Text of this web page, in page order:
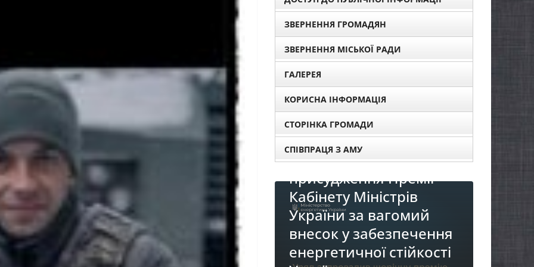
ЗВЕРНЕННЯ ГРОМАДЯН
ЗВЕРНЕННЯ МІСЬКОЇ РАДИ
ГАЛЕРЕЯ
КОРИСНА ІНФОРМАЦІЯ
СТОРІНКА ГРОМАДИ
СПІВПРАЦЯ З АМУ
Оголошення про
прийом документів для
присудження Премії
Кабінету Міністрів
України за вагомий
внесок у забезпечення
енергетичної стійкості
НОВИНИ
До уваги представників
бізнесу!